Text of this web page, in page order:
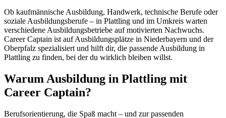
Ob kaufmännische Ausbildung, Handwerk, technische Berufe oder
soziale Ausbildungsberufe – in Plattling und im Umkreis warten
verschiedene Ausbildungsbetriebe auf motivierten Nachwuchs.
Career Captain ist auf Ausbildungsplätze in Niederbayern und der
Oberpfalz spezialisiert und hilft dir, die passende Ausbildung in
Plattling zu finden, bei der du wirklich bleiben willst.
Warum Ausbildung in Plattling mit
Career Captain?
Berufsorientierung, die Spaß macht – und zur passenden